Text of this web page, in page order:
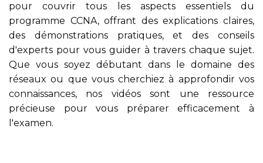
pour couvrir tous les aspects essentiels du
programme CCNA, offrant des explications claires,
des démonstrations pratiques, et des conseils
d'experts pour vous guider à travers chaque sujet.
Que vous soyez débutant dans le domaine des
réseaux ou que vous cherchiez à approfondir vos
connaissances, nos vidéos sont une ressource
précieuse pour vous préparer efficacement à
l'examen.